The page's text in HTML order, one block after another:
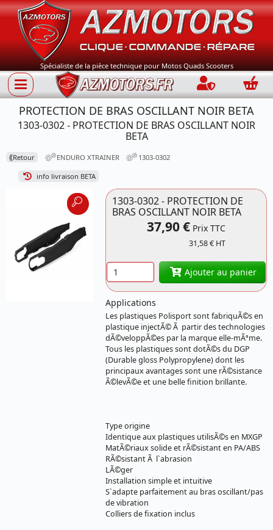
Spécialiste de la pièce technique pour Motos Quads Scooters
Connection
PROTECTION DE BRAS OSCILLANT NOIR BETA
1303-0302 - PROTECTION DE BRAS OSCILLANT NOIR
BETA
⟪Retour ENDURO XTRAINER 1303-0302
info livraison BETA
1303-0302 - PROTECTION DE
BRAS OSCILLANT NOIR BETA
37,90 €Prix TTC
31,58 € HT
Quantité Ajouter au panier
Applications
Les plastiques Polisport sont fabriquÃ©s en
plastique injectÃ© Ã partir des technologies
dÃ©veloppÃ©es par la marque elle-mÃªme.
Tous les plastiques sont dotÃ©s du DGP
(Durable gloss Polypropylene) dont les
principaux avantages sont une rÃ©sistance
Ã©levÃ©e et une belle finition brillante.
Type origine
Identique aux plastiques utilisÃ©s en MXGP
MatÃ©riaux solide et rÃ©sistant en PA/ABS
RÃ©sistant Ã l`abrasion
LÃ©ger
Installation simple et intuitive
S`adapte parfaitement au bras oscillant/pas
de vibration
Colliers de fixation inclus